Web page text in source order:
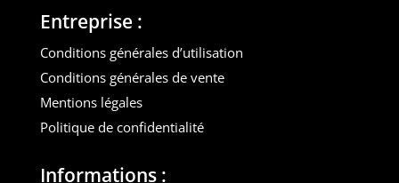
Entreprise :
Conditions générales d’utilisation
Conditions générales de vente
Mentions légales
Politique de confidentialité
Informations :